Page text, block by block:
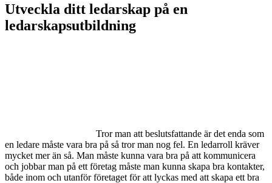
Utveckla ditt ledarskap på en
ledarskapsutbildning
Tror man att beslutsfattande är det enda som
en ledare måste vara bra på så tror man nog fel. En ledarroll kräver
mycket mer än så. Man måste kunna vara bra på att kommunicera
och jobbar man på ett företag måste man kunna skapa bra kontakter,
både inom och utanför företaget för att lyckas med att skapa ett bra